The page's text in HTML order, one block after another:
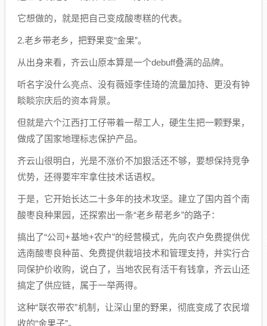
它想做的，就是把自己变成酸枣糕的代表。
2.老乡带老乡，把野果变“金果”。
从出身来看，齐云山原本算是一个debuff叠满的品牌。
听名字没什么亮点、没有薇娅李佳琦的流量加持、更没有钟
睒睒宗庆后的资本背景。
但就是六个江西打工仔带着一帮工人，硬生生把一颗野果，
做成了国家地理标志保护产品。
齐云山很明白，光是不涨价不加狠活还不够，要想保持竞争
优势，还得要牢牢拿住技术话语权。
于是，它开始长达二十多年的技术攻坚。建立了国内首个南
酸枣良种果园，还探索出一条“老乡帮老乡”的路子：
搞出了“公司+基地+农户”的经营模式，先向农户免费提供优
选南酸枣良种苗、免费提供栽培技术和管理支持，并实行合
同保护价收购，说白了，当地农民有活干有钱拿，齐云山还
搞定了供应链，属于一举两得。
这种“联农带农”机制，让深山里的野果，彻底变成了农民增
收的“金果子”。